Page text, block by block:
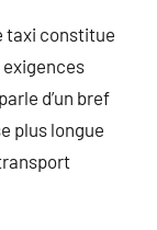
taxi constitue
d’un bref
plus longue